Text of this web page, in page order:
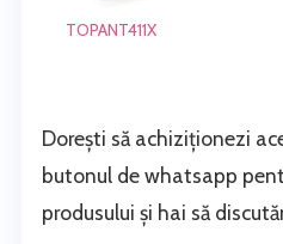
TOPANT411X
Dorești să achiziționezi
butonul de whatsapp
produsului și hai să